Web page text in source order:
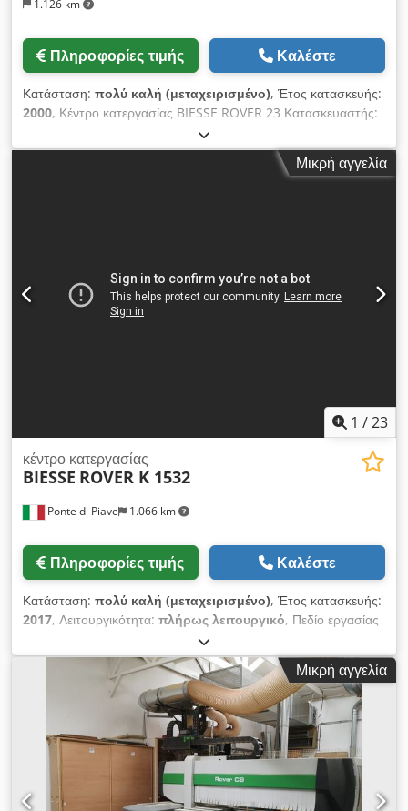
1.126 km
Πληροφορίες τιμής Καλέστε
Κατάσταση: πολύ καλή (μεταχειρισμένο), Έτος κατασκευής:
2000, Κέντρο κατεργασίας BIESSE ROVER 23 Κατασκευαστής:
Biesse Μοντέλο: Rover 23 Περιγραφή: Σύστημα ελέγχου CNI
XNC Περιοχή εργασίας άξονα X: 2900 mm Περιοχή εργασίας
άξονα Y: 1300 mm Διαδρομή άξονα Z: 140 mm 4ος άξονας:
θέσεις – τοποθετημένο στην κεφαλή κατεργασίας Κεφαλή
διάτρησης εξοπλισμένη με: - 10 x Κάθετες άτρακτους (άξονας
Z) - 4 x Οριζόντιες άτρακτους (άξονας X) - 2 x Οριζόντιες
Μικρή αγγελία
1 /23
Ponte di Piave 1.066 km
κέντρο κατεργασίας
BIESSE ROVER K 1532
Πληροφορίες τιμής Καλέστε
Κατάσταση: πολύ καλή (μεταχειρισμένο), Έτος κατασκευής:
2017, Λειτουργικότητα: πλήρως λειτουργικό, Πεδίο εργασίας
X: 3200 mm Πεδίο εργασίας Y: 1560 mm Διαδρομή κομματιού
Z: 165 mm Ηλεκτρικός άξονας 13,2 kW, σύνδεση ISO 30
Κωνία για κάθετες διατρήσεις: 10 Κωνία για οριζόντιες
διατρήσεις X: 4 Κωνία για οριζόντιες διατρήσεις Y: 2 Λάμα για
αυλάκωση στην κατεύθυνση X Αυτόματος αλλαγέας εργαλείων
με 16 θέσεις Επίπεδο εργασίας με 6 οδηγούς 1 Αντλία κενού,
απόδοση 90 m3/h Λογισμικό: bSolid - bSuite3 Πίνακας
ελέγχου Αντιολισθητικά χαλάκια ασφαλείας Προστατευτικά
δίκτυα Crjdpfx Akozguiwjwof Κατά προσέγγιση βάρος: 2400
Μικρή αγγελία